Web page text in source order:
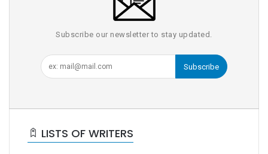
Subscribe our newsletter to stay updated.
Subscribe
LISTS OF WRITERS